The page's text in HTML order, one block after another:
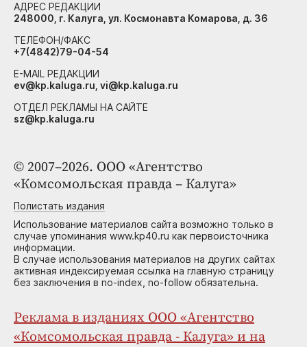
© 2007–2026. ООО «Агентство
«Комсомольская правда – Калуга»
Полистать издания
Использование материалов сайта возможно только в
случае упоминания www.kp40.ru как первоисточника
информации.
В случае использования материалов на других сайтах
активная индексируемая ссылка на главную страницу
без заключения в no-index, no-follow обязательна.
Реклама в изданиях ООО «Агентство
«Комсомольская правда - Калуга» и на
АДРЕС РЕДАКЦИИ
248000, г. Калуга, ул. Космонавта Комарова, д. 36
ТЕЛЕФОН/ФАКС
+7(4842)79-04-54
E-MAIL РЕДАКЦИИ
ev@kp.kaluga.ru, vi@kp.kaluga.ru
ОТДЕЛ РЕКЛАМЫ НА САЙТЕ
sz@kp.kaluga.ru